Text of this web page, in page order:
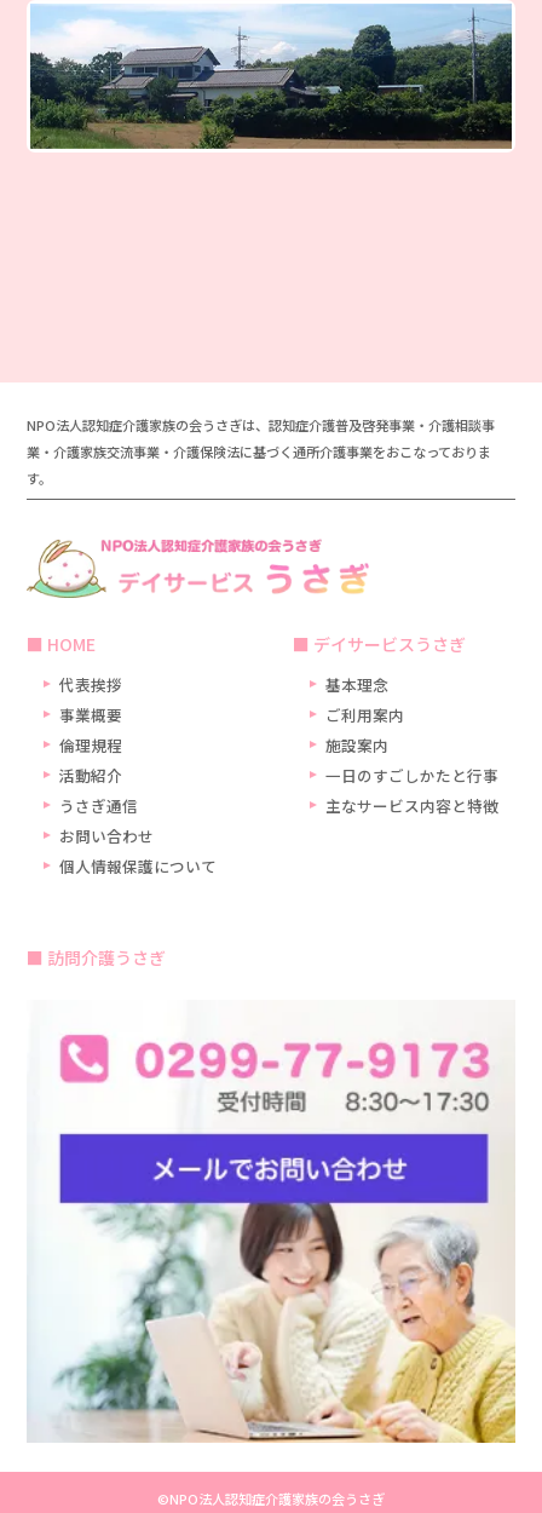
NPO法人認知症介護家族の会うさぎは、認知症介護普及啓発事業・介護相談事
業・介護家族交流事業・介護保険法に基づく通所介護事業をおこなっておりま
す。
HOME
代表挨拶
事業概要
倫理規程
活動紹介
うさぎ通信
お問い合わせ
個人情報保護について
デイサービスうさぎ
基本理念
ご利用案内
施設案内
一日のすごしかたと行事
主なサービス内容と特徴
訪問介護うさぎ
©NPO法人認知症介護家族の会うさぎ